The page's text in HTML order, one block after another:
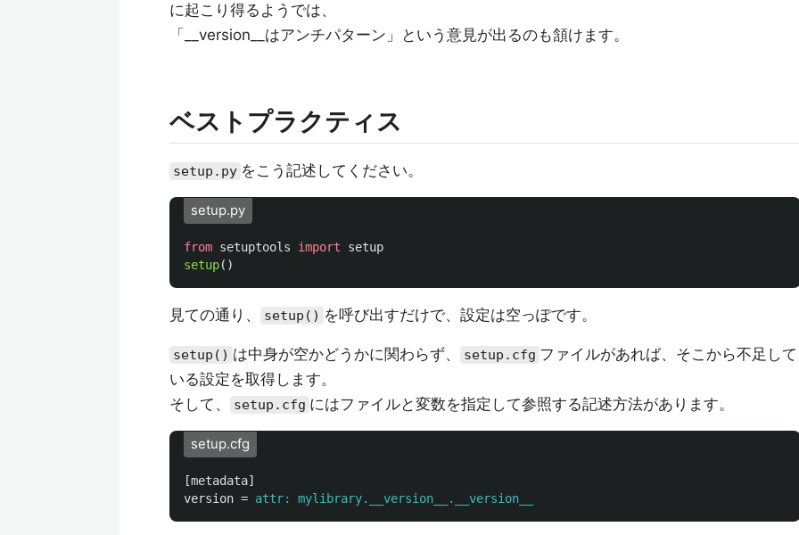
に起こり得るようでは、
「__version__はアンチパターン」という意見が出るのも頷けます。
ベストプラクティス
setup.py をこう記述してください。
setup.py
from setuptools import
setup
setup()
見ての通り、 setup() を呼び出すだけで、設定は空っぽです。
setup() は中身が空かどうかに関わらず、 setup.cfg ファイルがあれば、そこから不足して
いる設定を取得します。
そして、
setup.cfg にはファイルと変数を指定して参照する記述方法があります。
setup.cfg
[metadata]
version = attr: mylibrary.__version__.__version__